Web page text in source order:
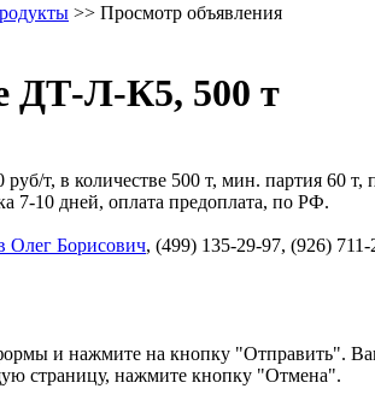
>> Просмотр объявления
ДТ-Л-К5, 500 т
т, в количестве 500 т, мин. партия
7-10 дней, оплата предоплата, по РФ.
Олег Борисович, (499) 135-29-97, (926)
и нажмите на кнопку "Отправить".
страницу, нажмите кнопку "Отмена".